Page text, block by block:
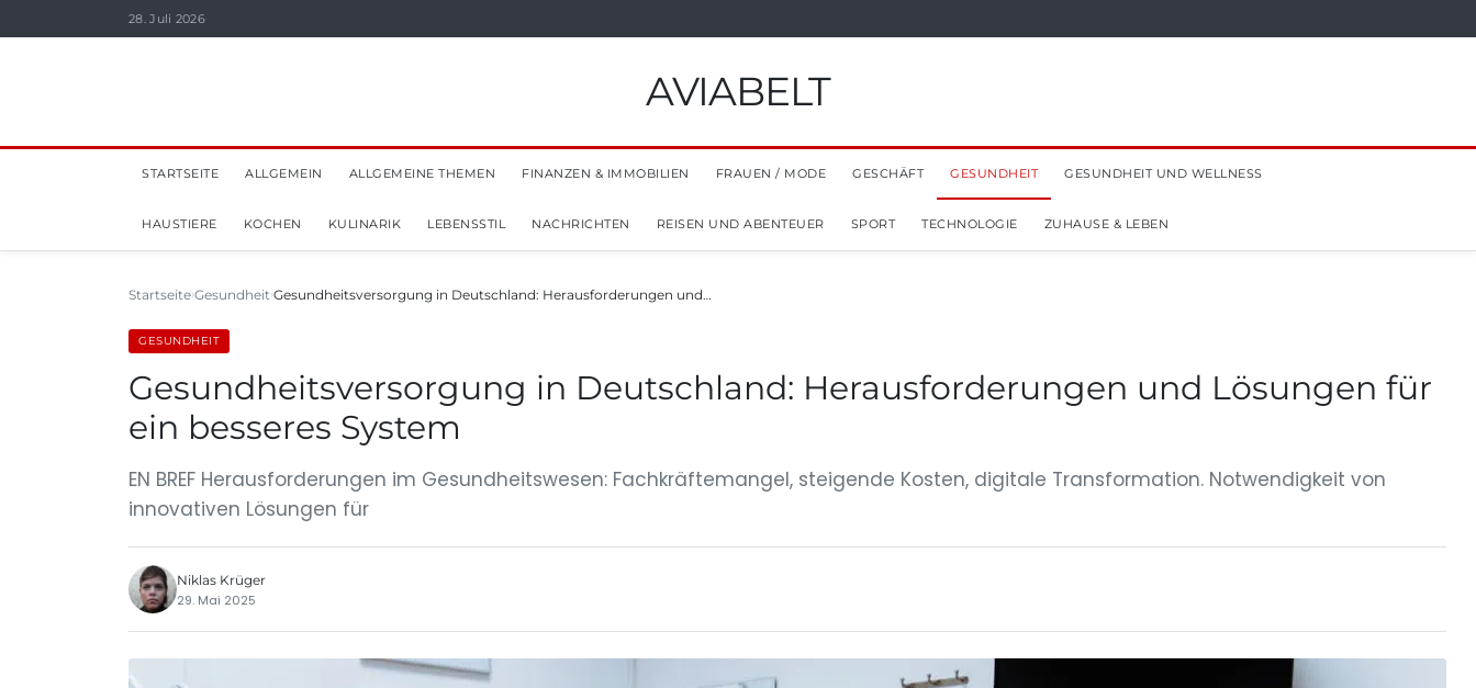
28. Juli 2026
AVIABELT
STARTSEITE ALLGEMEIN ALLGEMEINE THEMEN FINANZEN & IMMOBILIEN FRAUEN / MODE GESCHÄFT GESUNDHEIT GESUNDHEIT UND WELLNESS
HAUSTIERE KOCHEN KULINARIK LEBENSSTIL NACHRICHTEN REISEN UND ABENTEUER SPORT TECHNOLOGIE ZUHAUSE & LEBEN
Startseite Gesundheit Gesundheitsversorgung in Deutschland: Herausforderungen und…
GESUNDHEIT
Gesundheitsversorgung in Deutschland: Herausforderungen und Lösungen für
ein besseres System
EN BREF Herausforderungen im Gesundheitswesen: Fachkräftemangel, steigende Kosten, digitale Transformation. Notwendigkeit von
innovativen Lösungen für
Niklas Krüger
29. Mai 2025